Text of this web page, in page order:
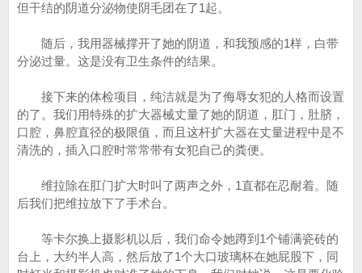
但干结的阴道分泌物使阴毛团在了1起。
随后，我用器械撑开了她的阴道，和我预感的1样，白带
分泌过量。这是没有卫生条件的结果。
接下来的体检项目，纯洁就是为了侮辱女犯的人格而设置
的了。我们用特殊的扩大器械丈量了她的阴道，肛门，肚脐，
口腔，鼻腔直径的极限值，而且这杆扩大器在丈量进程中是不
清洗的，插入口腔时常常带有女犯自己的粪便。
维拉除在肛门扩大时叫了两声之外，1直都在忍耐着。随
后我们把维拉放下了手术台。
等卡尔换上摄影机以后，我们命令她蹲到1个铺满瓷砖的
台上，大约半人高，然后放了1个大口玻璃杯在她屁股下，同